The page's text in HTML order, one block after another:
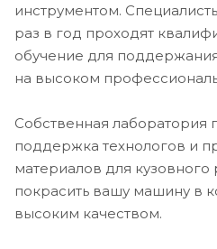
инструментом.
раз в год проходят
обучение для
на высоком
Собственная лаборатория
поддержка технологов и
материалов для
покрасить вашу машину в
высоким качеством.